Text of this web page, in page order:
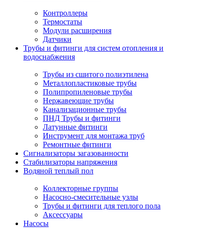
Контроллеры
Термостаты
Модули расширения
Датчики
Трубы и фитинги для систем отопления и
водоснабжения
Трубы из сшитого полиэтилена
Металлопластиковые трубы
Полипропиленовые трубы
Нержавеющие трубы
Канализационные трубы
ПНД Трубы и фитинги
Латунные фитинги
Инструмент для монтажа труб
Ремонтные фитинги
Сигнализаторы загазованности
Стабилизаторы напряжения
Водяной теплый пол
Коллекторные группы
Насосно-смесительные узлы
Трубы и фитинги для теплого пола
Аксессуары
Насосы